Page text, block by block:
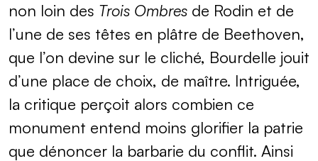
non loin des Trois Ombres de Rodin et de
l’une de ses têtes en plâtre de Beethoven,
que l’on devine sur le cliché, Bourdelle jouit
d’une place de choix, de maître. Intriguée,
la critique perçoit alors combien ce
monument entend moins glorifier la patrie
que dénoncer la barbarie du conflit. Ainsi